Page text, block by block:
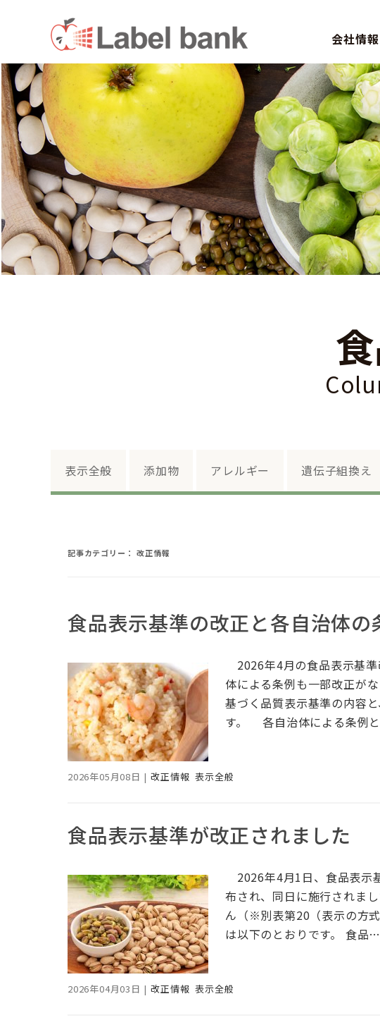
会社情報
表示全般 添加物 アレルギー 遺伝子組換え
記事カテゴリー：改正情報
食品表示基準の改正と各自治体の
2026年4月の食品表示基
体による条例も一部改正が
基づく品質表示基準の内容
す。 各自治体による条例
2026年05月08日 | 改正情報 表示全般
食品表示基準が改正されました
2026年4月1日、食品表示
布され、同日に施行されま
ん（※別表第20（表示の方
は以下のとおりです。 食品…
2026年04月03日 | 改正情報 表示全般